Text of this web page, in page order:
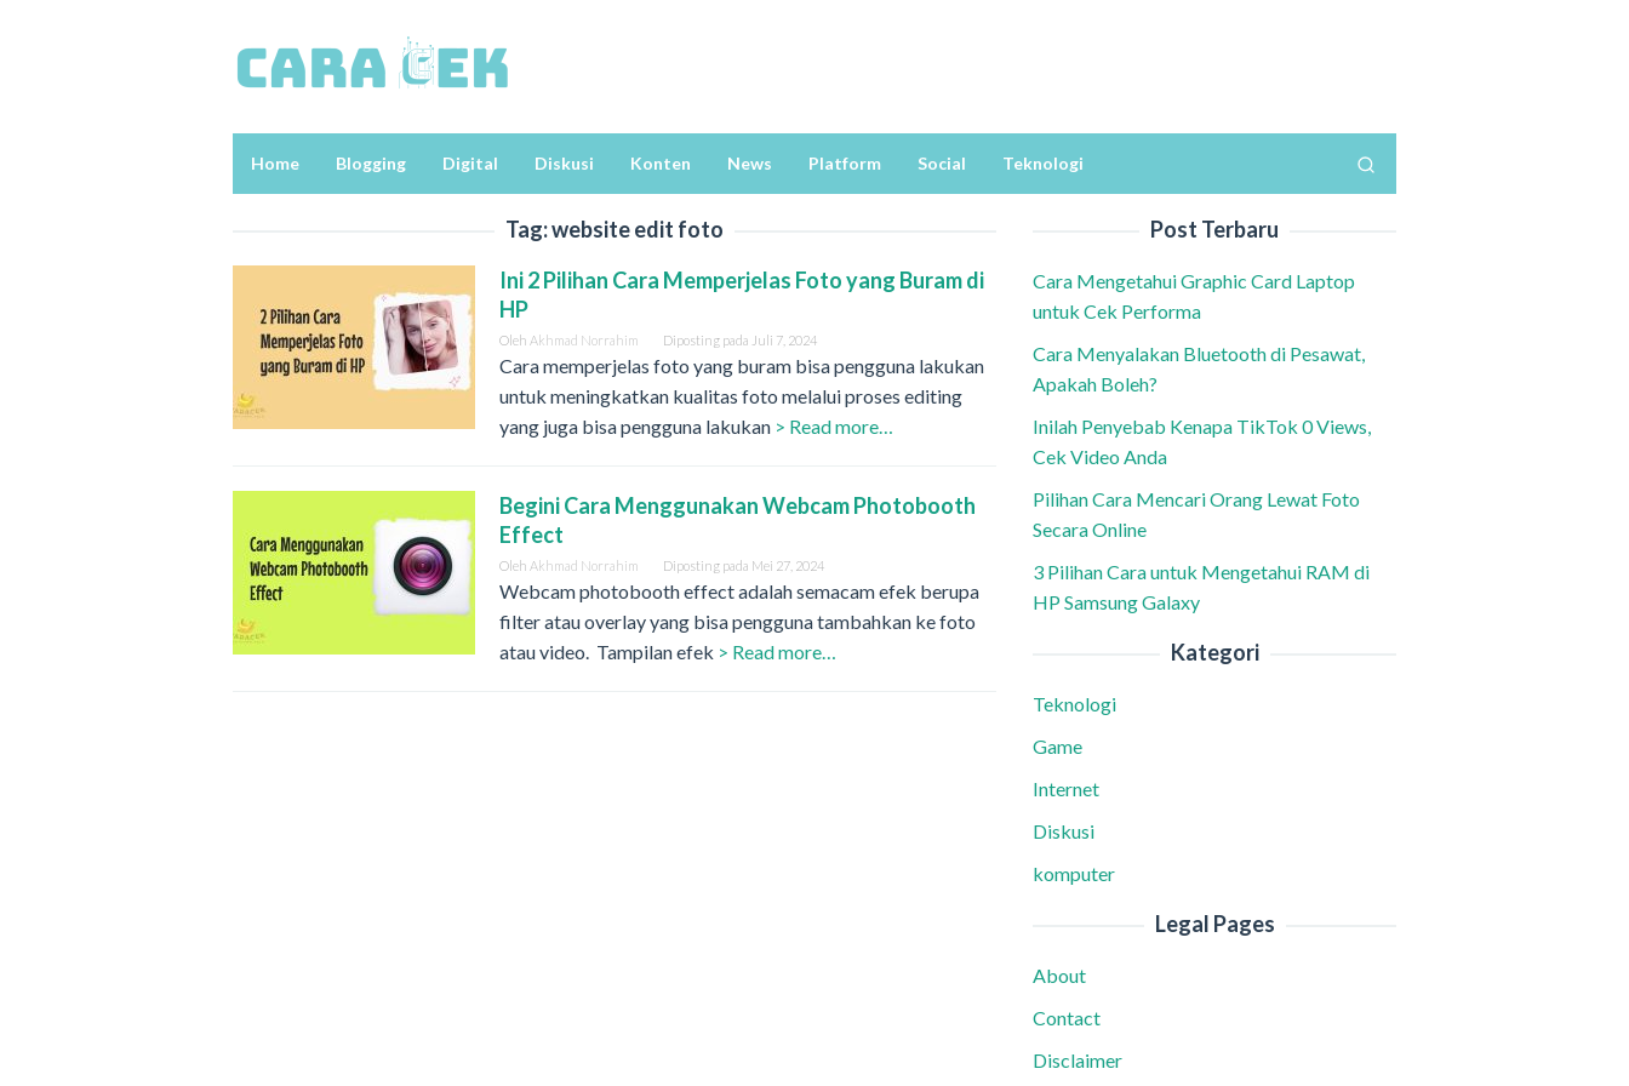
Home Blogging Digital Diskusi Konten News Platform Social Teknologi
Tag:website edit foto
Ini 2 Pilihan Cara Memperjelas Foto yang Buram di
HP
Oleh Akhmad Norrahim Diposting pada Juli 7, 2024
Cara memperjelas foto yang buram bisa pengguna lakukan
untuk meningkatkan kualitas foto melalui proses editing
yang juga bisa pengguna lakukan > Read more…
Begini Cara Menggunakan Webcam Photobooth
Effect
Oleh Akhmad Norrahim Diposting pada Mei 27, 2024
Webcam photobooth effect adalah semacam efek berupa
filter atau overlay yang bisa pengguna tambahkan ke foto
atau video. Tampilan efek > Read more…
Post Terbaru
Cara Mengetahui Graphic Card Laptop
untuk Cek Performa
Cara Menyalakan Bluetooth di Pesawat,
Apakah Boleh?
Inilah Penyebab Kenapa TikTok 0 Views,
Cek Video Anda
Pilihan Cara Mencari Orang Lewat Foto
Secara Online
3 Pilihan Cara untuk Mengetahui RAM di
HP Samsung Galaxy
Kategori
Teknologi
Game
Internet
Diskusi
komputer
Legal Pages
About
Contact
Disclaimer